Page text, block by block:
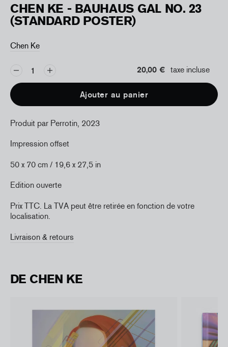
CHEN KE - BAUHAUS GAL NO. 23
(STANDARD POSTER)
Chen Ke
20,00 € taxe incluse
Ajouter au panier
Produit par Perrotin, 2023
Impression offset
50 x 70 cm / 19,6 x 27,5 in
Edition ouverte
Prix TTC. La TVA peut être retirée en fonction de votre
localisation.
Livraison & retours
DE CHEN KE